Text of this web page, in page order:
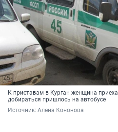
К приставам в Курган женщина
добираться пришлось на автобусе
Источник: Алена Кононова